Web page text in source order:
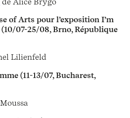
of Arts pour l’exposition I’m
07-25/08, Brno, République
Lilienfeld
(11-13/07, Bucharest,